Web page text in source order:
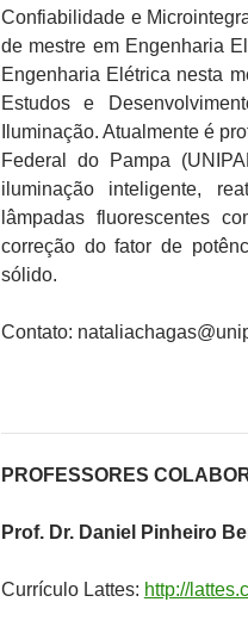
Confiabilidade e
de mestre em Engenharia
Engenharia Elétrica nesta
Estudos e
Iluminação. Atualmente é
Federal do Pampa
iluminação inteligente,
lâmpadas fluorescentes
correção do fator de
sólido.
Contato:
PROFESSORES
Prof. Dr. Daniel Pinheiro
Currículo Lattes: http://